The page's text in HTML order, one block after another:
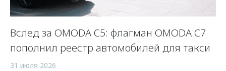
Вслед за OMODA C5: флагман OMODA C7
пополнил реестр автомобилей для такси
31 июля 2026